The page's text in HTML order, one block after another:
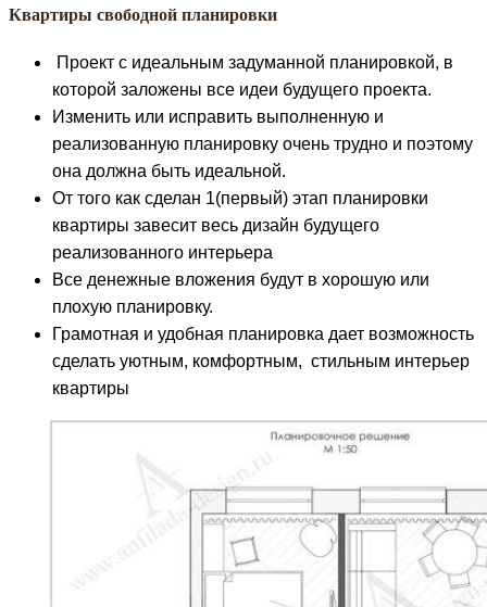
Квартиры свободной планировки
Проект с идеальным задуманной планировкой, в
которой заложены все идеи будущего проекта.
Изменить или исправить выполненную и
реализованную планировку очень трудно и поэтому
она должна быть идеальной.
От того как сделан 1(первый) этап планировки
квартиры завесит весь дизайн будущего
реализованного интерьера
Все денежные вложения будут в хорошую или
плохую планировку.
Грамотная и удобная планировка дает возможность
сделать уютным, комфортным, стильным интерьер
квартиры